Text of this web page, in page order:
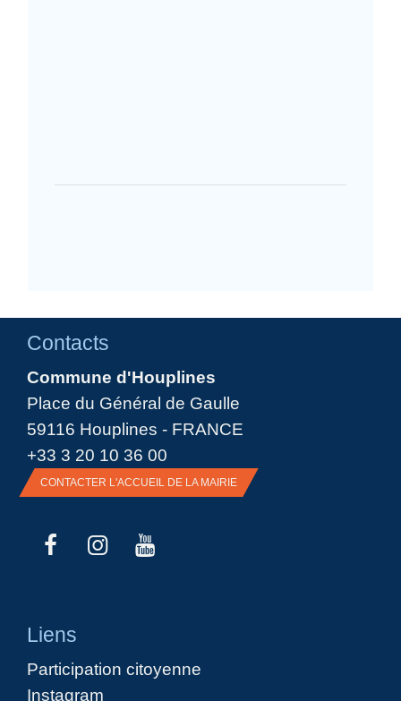
Contacts
Commune d'Houplines
Place du Général de Gaulle
59116 Houplines - FRANCE
+33 3 20 10 36 00
CONTACTER L'ACCUEIL DE LA MAIRIE
Liens
Participation citoyenne
Instagram